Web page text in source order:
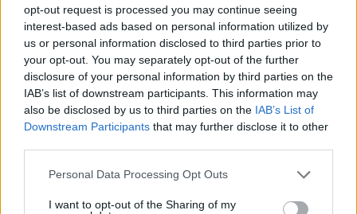
opt-out request is processed you may continue seeing
interest-based ads based on personal information utilized by
us or personal information disclosed to third parties prior to
your opt-out. You may separately opt-out of the further
disclosure of your personal information by third parties on the
IAB’s list of downstream participants. This information may
also be disclosed by us to third parties on the IAB’s List of
Downstream Participants that may further disclose it to other
Please note that this website/app uses one or more Google
not limited to your visit or usage behaviour. You may click to
Personal Data Processing Opt Outs
I want to opt-out of the Sharing of my
Διασκεδάζουμε υπεύθυνα, επιστρέφουμε με ασφάλεια
ΡΟΗ ΕΙΔΗΣΕΩΝ
Ειδήσεις Δημοφιλή Σχολιασμένα
μετά την ορκωμοσία του νέου τραμπικού προέδρου
πριν 44 λεπτά